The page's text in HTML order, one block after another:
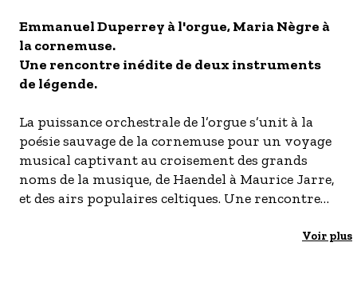
Emmanuel Duperrey à l'orgue, Maria Nègre à
la cornemuse.
Une rencontre inédite de deux instruments
de légende.
La puissance orchestrale de l’orgue s’unit à la
poésie sauvage de la cornemuse pour un voyage
musical captivant au croisement des grands
noms de la musique, de Haendel à Maurice Jarre,
et des airs populaires celtiques. Une rencontre
souffle continu de la cornemuse et la paletteVoir plus